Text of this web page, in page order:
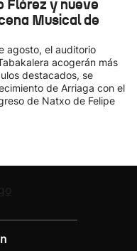
Flórez y nueve
Musical de
agosto, el auditorio
acogerán más
destacados, se
de Arriaga con el
de Natxo de Felipe